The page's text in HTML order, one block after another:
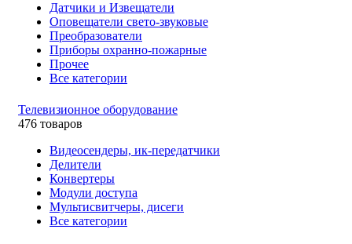
Датчики и Извещатели
Оповещатели свето-звуковые
Преобразователи
Приборы охранно-пожарные
Прочее
Все категории
Телевизионное оборудование
476 товаров
Видеосендеры, ик-передатчики
Делители
Конвертеры
Модули доступа
Мультисвитчеры, дисеги
Все категории